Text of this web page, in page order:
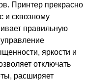
Принтер прекрасно
и сквозному
правильную
яркости и
отключать
расширяет